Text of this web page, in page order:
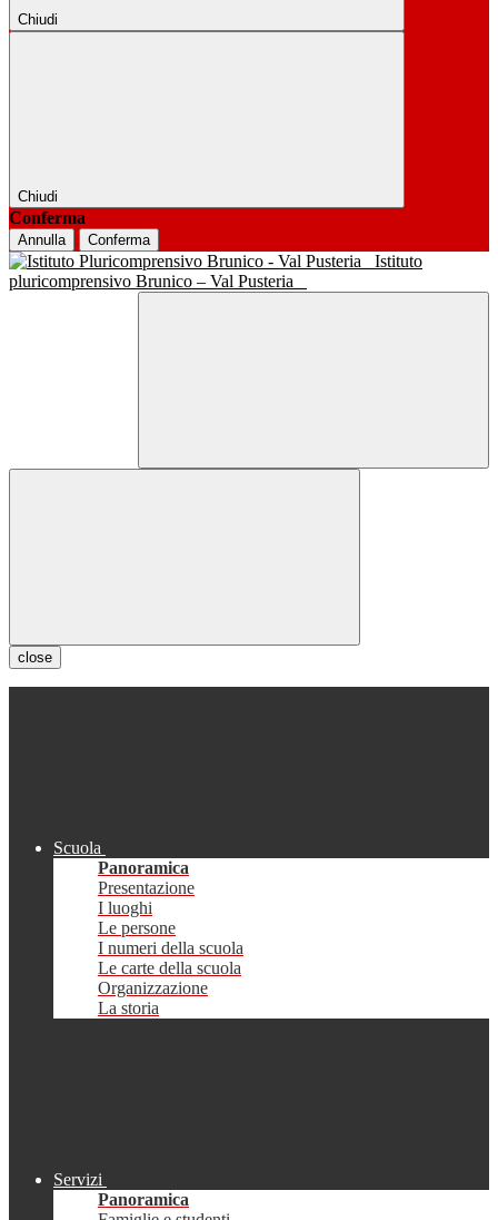
Chiudi
Chiudi
Conferma
Annulla Conferma
Istituto
pluricomprensivo Brunico – Val Pusteria
close
Scuola
Panoramica
Presentazione
I luoghi
Le persone
I numeri della scuola
Le carte della scuola
Organizzazione
La storia
Servizi
Panoramica